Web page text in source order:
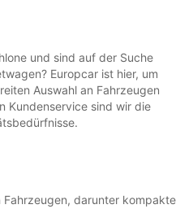
und sind auf der Suche
Europcar ist hier, um
Auswahl an Fahrzeugen
Kundenservice sind wir die
Fahrzeugen, darunter kompakte